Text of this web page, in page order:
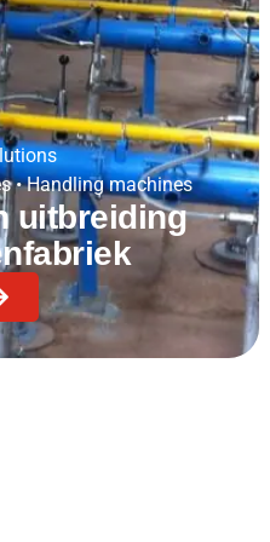
• Handling machines
uitbreiding